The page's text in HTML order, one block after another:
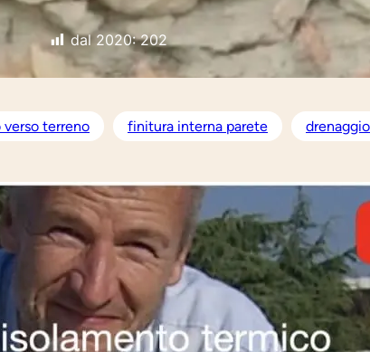
dal 2020: 202
verso terreno finitura interna parete drenaggio